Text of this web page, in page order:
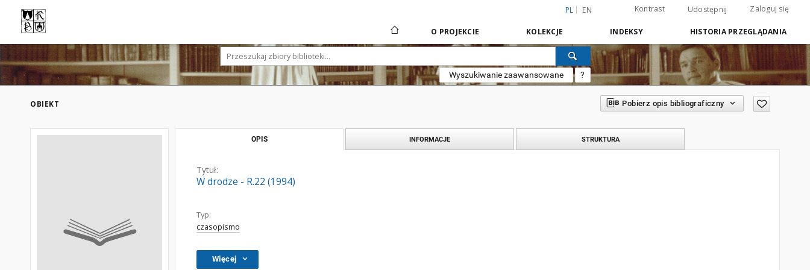
PL EN Kontrast Udostępnij Zaloguj się
O PROJEKCIE KOLEKCJE INDEKSY HISTORIA PRZEGLĄDANIA
Wyszukiwanie zaawansowane ?
OBIEKT Pobierz opis bibliograficzny
OPIS INFORMACJE STRUKTURA
Tytuł:
W drodze - R.22 (1994)
Typ:
czasopismo
Więcej